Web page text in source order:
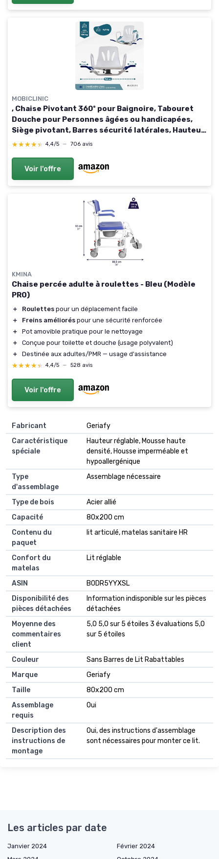
MOBICLINIC
, Chaise Pivotant 360º pour Baignoire, Tabouret
Douche pour Personnes âgées ou handicapées,
Siège pivotant, Barres sécurité latérales, Hauteur
réglable, Antidérapants, Blanc, Lago
★★★★★
★★★★★ 4,4/5 — 706 avis
Voir l'offre
KMINA
Chaise percée adulte à roulettes - Bleu (Modèle
PRO)
＋ Roulettes pour un déplacement facile
＋
Freins améliorés pour une sécurité renforcée
＋
Pot amovible pratique pour le nettoyage
＋
Conçue pour toilette et douche (usage polyvalent)
＋
Destinée aux adultes/PMR — usage d'assistance
★★★★★
★★★★★ 4,4/5 — 528 avis
Voir l'offre
Fabricant
‎Geriafy
Caractéristique
spéciale
‎Hauteur réglable, Mousse haute
densité, Housse imperméable et
hypoallergénique
Type
d'assemblage
‎Assemblage nécessaire
Type de bois
‎Acier allié
Capacité
‎80x200 cm
Contenu du
paquet
‎lit articulé, matelas sanitaire HR
Confort du
matelas
‎Lit réglable
ASIN
‎B0DR5YYXSL
Disponibilité des
pièces détachées
‎Information indisponible sur les pièces
détachées
Moyenne des
commentaires
client
5,0 5,0 sur 5 étoiles 3 évaluations 5,0
sur 5 étoiles
Couleur
Sans Barres de Lit Rabattables
Marque
Geriafy
Taille
80x200 cm
Assemblage
requis
Oui
Description des
instructions de
montage
Oui, des instructions d'assemblage
sont nécessaires pour monter ce lit.
Les articles par date
Janvier 2024
Février 2024